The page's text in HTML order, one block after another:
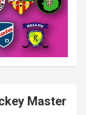
Master